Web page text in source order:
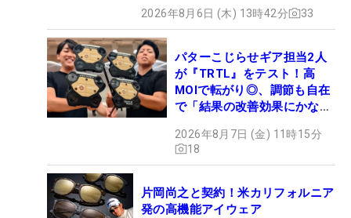
2026年8月6日 (木) 13時42分 33
パターこじらせギア担当2人
が『TRTL』をテスト！高
MOIで転がり◎、調節も自在
で「結果の改善効果にかなり
2026年8月7日 (金) 11時15分
18
片岡尚之と契約！米カリフォルニア
発の高機能アイウェア